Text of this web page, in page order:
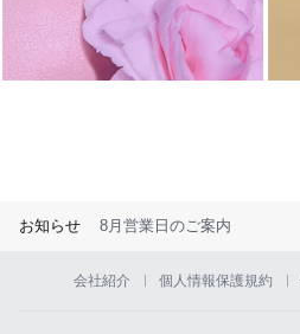
ケア用品
総合掲示板
お知らせ 8月営業日のご案内
会社紹介 個人情報保護規約